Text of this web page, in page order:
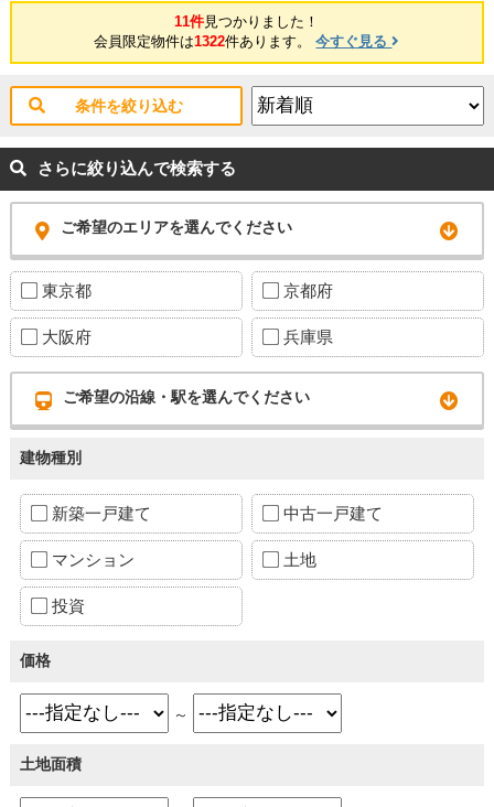
11件見つかりました！
会員限定物件は1322件あります。今すぐ見る
条件を絞り込む
さらに絞り込んで検索する
ご希望のエリアを選んでください
東京都 京都府
大阪府 兵庫県
ご希望の沿線・駅を選んでください
建物種別
新築一戸建て 中古一戸建て
マンション 土地
投資
価格
～
土地面積